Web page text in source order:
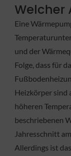
Welcher
Eine
und der
Folge, dass für
Heizkörper sind
höheren
beschriebenen
Jahresschnitt
Allerdings ist